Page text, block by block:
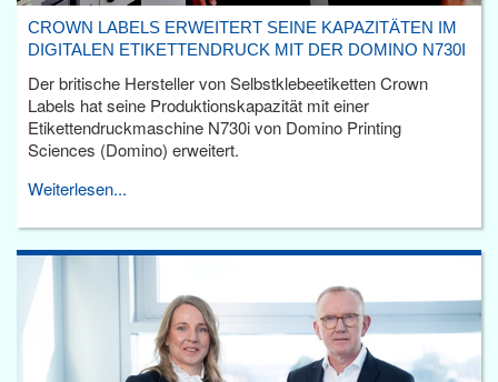
CROWN LABELS ERWEITERT SEINE KAPAZITÄTEN IM
DIGITALEN ETIKETTENDRUCK MIT DER DOMINO N730I
Der britische Hersteller von Selbstklebeetiketten Crown
Labels hat seine Produktionskapazität mit einer
Etikettendruckmaschine N730i von Domino Printing
Sciences (Domino) erweitert.
Weiterlesen...